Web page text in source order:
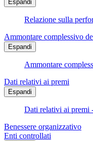
Espandi
Relazione sulla
Ammontare complessivo
Espandi
Ammontare
Dati relativi ai premi
Espandi
Dati relativi ai premi
Benessere organizzativo
Enti controllati